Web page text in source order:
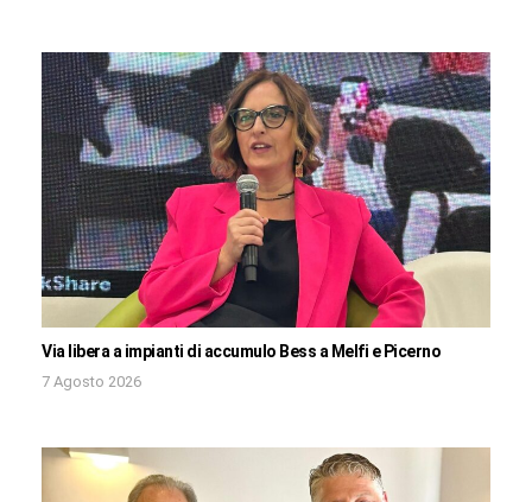
Via libera a impianti di accumulo Bess a Melfi e Picerno
7 Agosto 2026